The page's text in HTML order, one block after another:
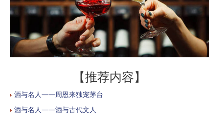
【推荐内容】
酒与名人——周恩来独宠茅台
酒与名人——酒与古代文人